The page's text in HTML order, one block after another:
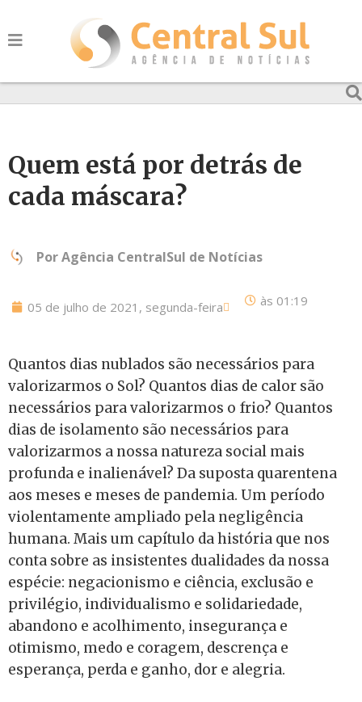
Quem está por detrás de
cada máscara?
PorAgência CentralSul de Notícias
05 de julho de 2021, segunda-feira às 01:19
Quantos dias nublados são necessários para
valorizarmos o Sol? Quantos dias de calor são
necessários para valorizarmos o frio? Quantos
dias de isolamento são necessários para
valorizarmos a nossa natureza social mais
profunda e inalienável? Da suposta quarentena
aos meses e meses de pandemia. Um período
violentamente ampliado pela negligência
humana. Mais um capítulo da história que nos
conta sobre as insistentes dualidades da nossa
espécie: negacionismo e ciência, exclusão e
privilégio, individualismo e solidariedade,
abandono e acolhimento, insegurança e
otimismo, medo e coragem, descrença e
esperança, perda e ganho, dor e alegria.